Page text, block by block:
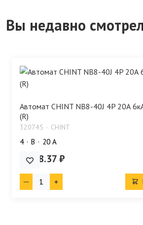
Вы недавно
Автомат CHINT NB8-40J 4P 20А
(R)
320745 CHINT
4 B 20 А
4 078.37 ₽